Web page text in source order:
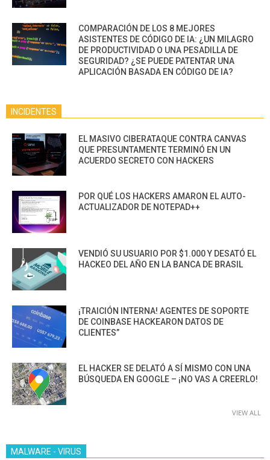
COMPARACIÓN DE LOS 8 MEJORES
ASISTENTES DE CÓDIGO DE IA: ¿UN MILAGRO
DE PRODUCTIVIDAD O UNA PESADILLA DE
SEGURIDAD? ¿SE PUEDE PATENTAR UNA
APLICACIÓN BASADA EN CÓDIGO DE IA?
INCIDENTES
EL MASIVO CIBERATAQUE CONTRA CANVAS
QUE PRESUNTAMENTE TERMINÓ EN UN
ACUERDO SECRETO CON HACKERS
POR QUÉ LOS HACKERS AMARON EL AUTO-
ACTUALIZADOR DE NOTEPAD++
VENDIÓ SU USUARIO POR $1.000 Y DESATÓ EL
HACKEO DEL AÑO EN LA BANCA DE BRASIL
¡TRAICIÓN INTERNA! AGENTES DE SOPORTE
DE COINBASE HACKEARON DATOS DE
CLIENTES”
EL HACKER SE DELATÓ A SÍ MISMO CON UNA
BÚSQUEDA EN GOOGLE – ¡NO VAS A CREERLO!
VIEW ALL
MALWARE - VIRUS